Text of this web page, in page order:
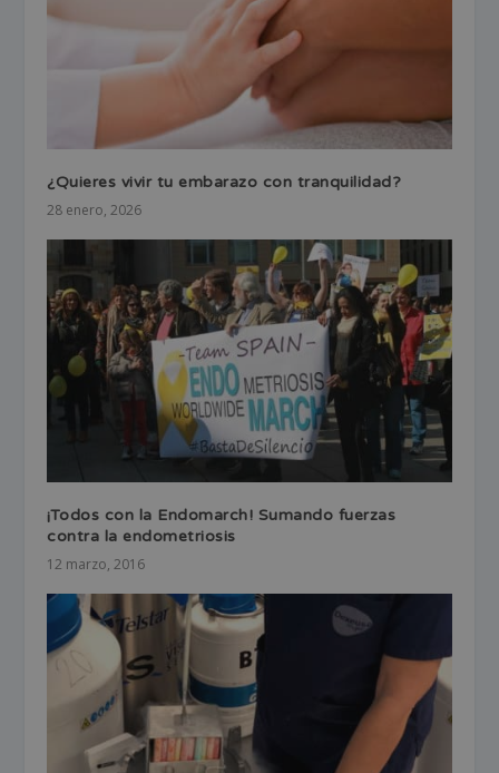
¿Quieres vivir tu embarazo con tranquilidad?
28 enero, 2026
¡Todos con la Endomarch! Sumando fuerzas
contra la endometriosis
12 marzo, 2016